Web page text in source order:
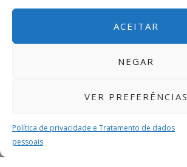
ACEITAR
NEGAR
VER PREFERÊNCIAS
Política de privacidade e Tratamento de dados
pessoais